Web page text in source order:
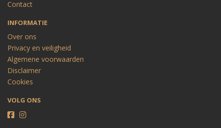
Contact
INFORMATIE
Over ons
Privacy en veiligheid
Algemene voorwaarden
Disclaimer
Cookies
VOLG ONS